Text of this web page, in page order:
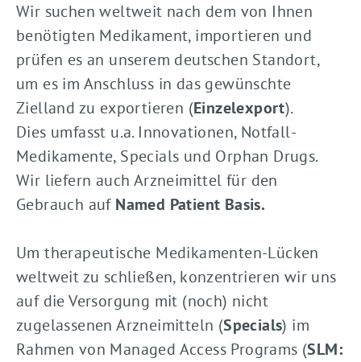
Wir suchen weltweit nach dem von Ihnen
benötigten Medikament, importieren und
prüfen es an unserem deutschen Standort,
um es im Anschluss in das gewünschte
Zielland zu exportieren (Einzelexport).
Dies umfasst u.a. Innovationen, Notfall-
Medikamente, Specials und Orphan Drugs.
Wir liefern auch Arzneimittel für den
Gebrauch auf Named Patient Basis.
Um therapeutische Medikamenten-Lücken
weltweit zu schließen, konzentrieren wir uns
auf die Versorgung mit (noch) nicht
zugelassenen Arzneimitteln (Specials) im
Rahmen von Managed Access Programs (SLM: